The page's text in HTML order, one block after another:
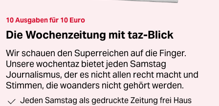
10 Ausgaben für 10 Euro
Die Wochenzeitung mit taz-Blick
Wir schauen den Superreichen auf die Finger.
Unsere wochentaz bietet jeden Samstag
Journalismus, der es nicht allen recht macht und
Stimmen, die woanders nicht gehört werden.
Jeden Samstag als gedruckte Zeitung frei Haus